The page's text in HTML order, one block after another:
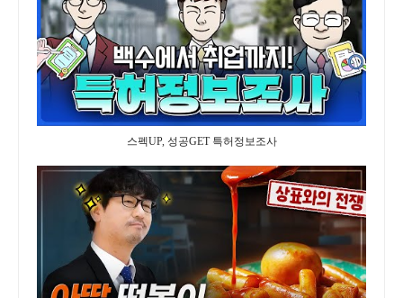
스펙UP, 성공GET 특허정보조사